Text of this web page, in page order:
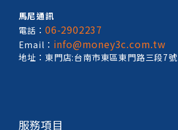
馬尼通訊
電話：06-2902237
Email： info@money3c.com.tw
地址：東門店:台南市東區東門路三段7號
服務項目